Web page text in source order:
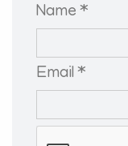
Name *
Email *